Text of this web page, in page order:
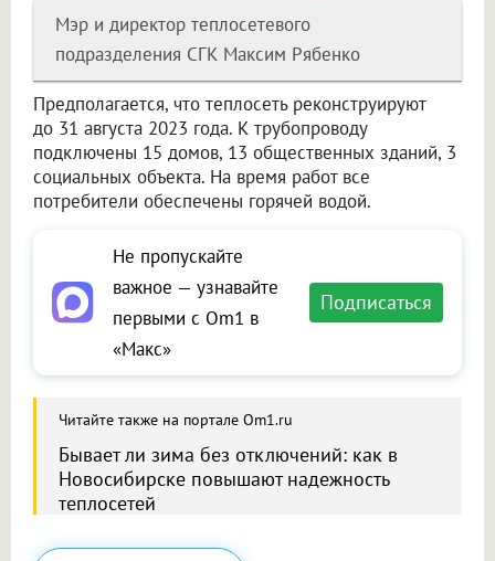
Мэр и директор теплосетевого
подразделения СГК Максим Рябенко
Предполагается, что теплосеть реконструируют
до 31 августа 2023 года. К трубопроводу
подключены 15 домов, 13 общественных зданий, 3
социальных объекта. На время работ все
потребители обеспечены горячей водой.
Не пропускайте
важное — узнавайте
первыми с Om1 в
«Макс»
Подписаться
Читайте также на портале Om1.ru
Бывает ли зима без отключений: как в
Новосибирске повышают надежность
теплосетей